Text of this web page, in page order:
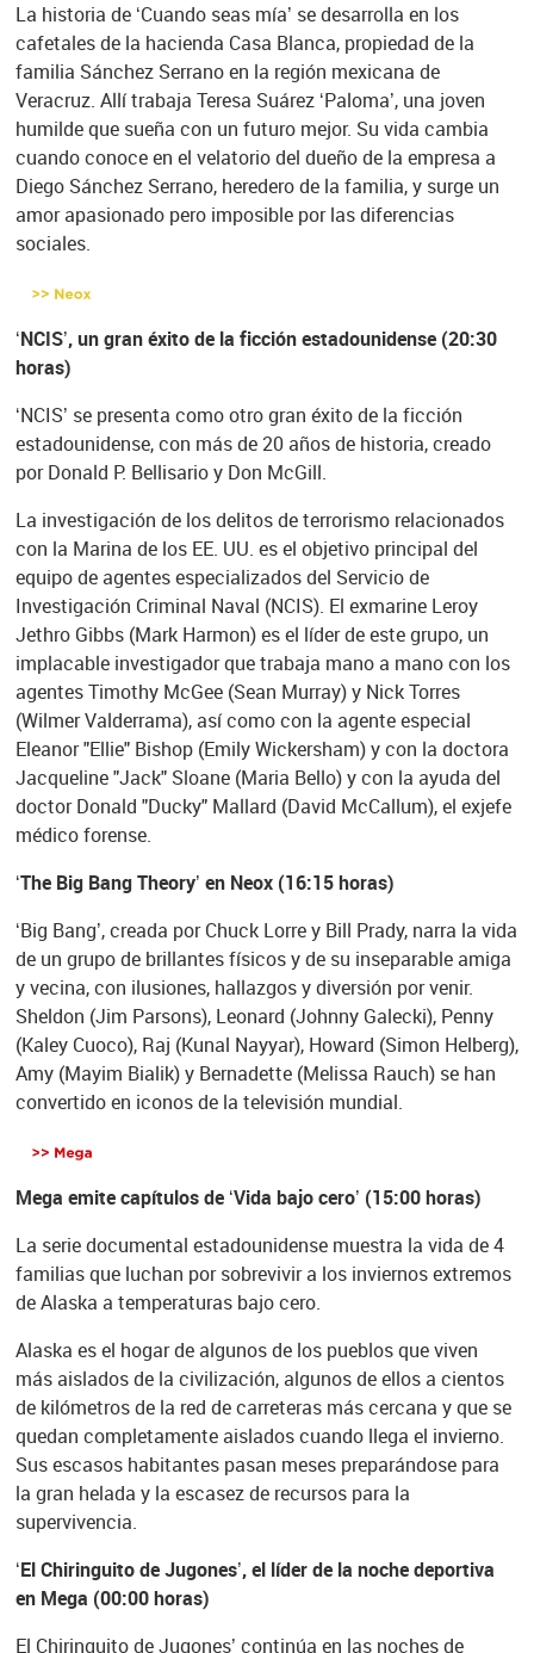
La historia de ‘Cuando seas mía’ se desarrolla en los
cafetales de la hacienda Casa Blanca, propiedad de la
familia Sánchez Serrano en la región mexicana de
Veracruz. Allí trabaja Teresa Suárez ‘Paloma’, una joven
humilde que sueña con un futuro mejor. Su vida cambia
cuando conoce en el velatorio del dueño de la empresa a
Diego Sánchez Serrano, heredero de la familia, y surge un
amor apasionado pero imposible por las diferencias
sociales.
‘NCIS’, un gran éxito de la ficción estadounidense (20:30
horas)
‘NCIS’ se presenta como otro gran éxito de la ficción
estadounidense, con más de 20 años de historia, creado
por Donald P. Bellisario y Don McGill.
La investigación de los delitos de terrorismo relacionados
con la Marina de los EE. UU. es el objetivo principal del
equipo de agentes especializados del Servicio de
Investigación Criminal Naval (NCIS). El exmarine Leroy
Jethro Gibbs (Mark Harmon) es el líder de este grupo, un
implacable investigador que trabaja mano a mano con los
agentes Timothy McGee (Sean Murray) y Nick Torres
(Wilmer Valderrama), así como con la agente especial
Eleanor "Ellie" Bishop (Emily Wickersham) y con la doctora
Jacqueline "Jack" Sloane (Maria Bello) y con la ayuda del
doctor Donald "Ducky" Mallard (David McCallum), el exjefe
médico forense.
‘The Big Bang Theory’ en Neox (16:15 horas)
‘Big Bang’, creada por Chuck Lorre y Bill Prady, narra la vida
de un grupo de brillantes físicos y de su inseparable amiga
y vecina, con ilusiones, hallazgos y diversión por venir.
Sheldon (Jim Parsons), Leonard (Johnny Galecki), Penny
(Kaley Cuoco), Raj (Kunal Nayyar), Howard (Simon Helberg),
Amy (Mayim Bialik) y Bernadette (Melissa Rauch) se han
convertido en iconos de la televisión mundial.
Mega emite capítulos de ‘Vida bajo cero’ (15:00 horas)
La serie documental estadounidense muestra la vida de 4
familias que luchan por sobrevivir a los inviernos extremos
de Alaska a temperaturas bajo cero.
Alaska es el hogar de algunos de los pueblos que viven
más aislados de la civilización, algunos de ellos a cientos
de kilómetros de la red de carreteras más cercana y que se
quedan completamente aislados cuando llega el invierno.
Sus escasos habitantes pasan meses preparándose para
la gran helada y la escasez de recursos para la
supervivencia.
‘El Chiringuito de Jugones’, el líder de la noche deportiva
en Mega (00:00 horas)
El Chiringuito de Jugones’ continúa en las noches de